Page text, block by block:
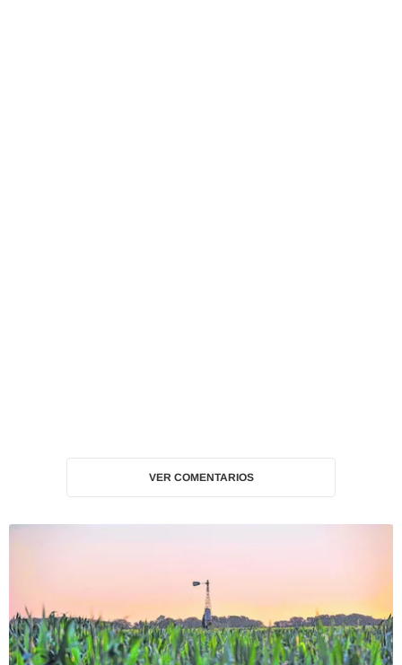
VER COMENTARIOS